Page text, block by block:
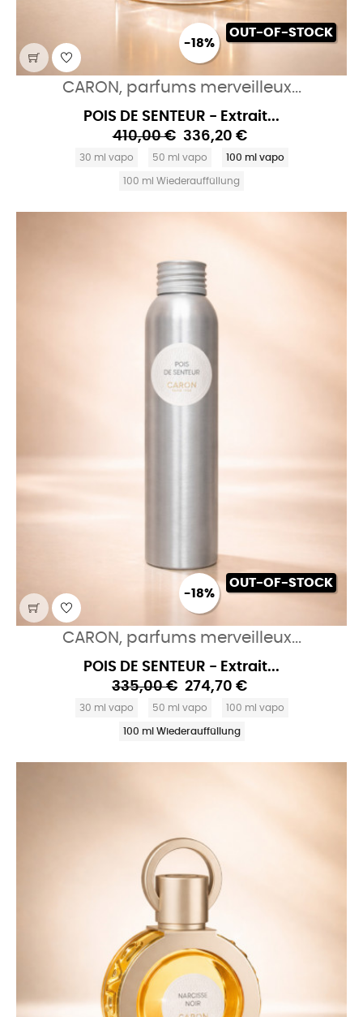
-18%
OUT-OF-STOCK
CARON, parfums merveilleux...
POIS DE SENTEUR - Extrait...
410,00 € 336,20 €
30 ml vapo 50 ml vapo 100 ml vapo
100 ml Wiederauffüllung
-18%
OUT-OF-STOCK
CARON, parfums merveilleux...
POIS DE SENTEUR - Extrait...
335,00 € 274,70 €
30 ml vapo 50 ml vapo 100 ml vapo
100 ml Wiederauffüllung